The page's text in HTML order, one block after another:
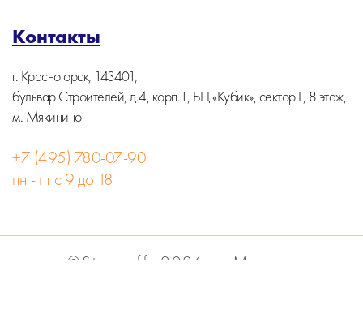
Контакты
г. Красногорск, 143401,
бульвар Строителей, д.4, корп.1, БЦ «Кубик», сектор Г, 8 этаж,
м. Мякинино
+7 (495) 780-07-90
пн - пт с 9 до 18
©Stormoff, 2026, г. Москва